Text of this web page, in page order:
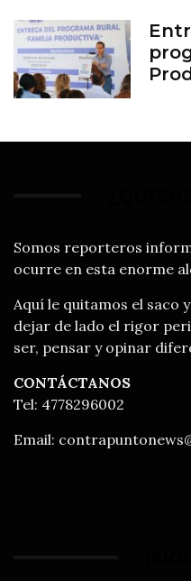
Somos reporteros
ocurre en esta enorme
Aquí le quitamos el saco
dejar de lado el rigor
ser, pensar y opinar
CONTÁCTANOS
Tel: 4778296002
Email: